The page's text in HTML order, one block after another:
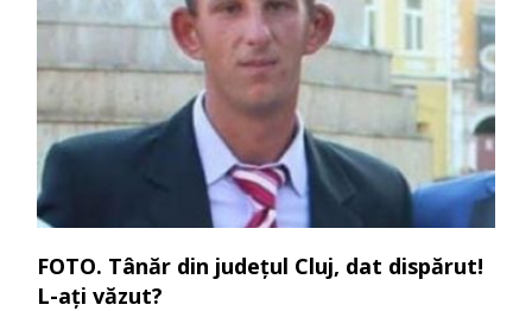
FOTO. Tânăr din județul Cluj, dat dispărut!
L-ați văzut?